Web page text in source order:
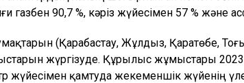
газбен 90,7 %, кәріз жүйесімен 57 % және
(Қарабастау, Жұлдыз, Қаратөбе,
жүргізуде. Құрылыс жұмыстары 2023
жүйесімен қамтуда жекеменшік жүйенің